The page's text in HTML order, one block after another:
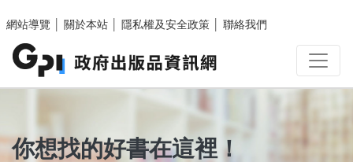
網站導覽
關於本站 隱私權及安全政策 聯絡我們
你想找的好書在這裡！